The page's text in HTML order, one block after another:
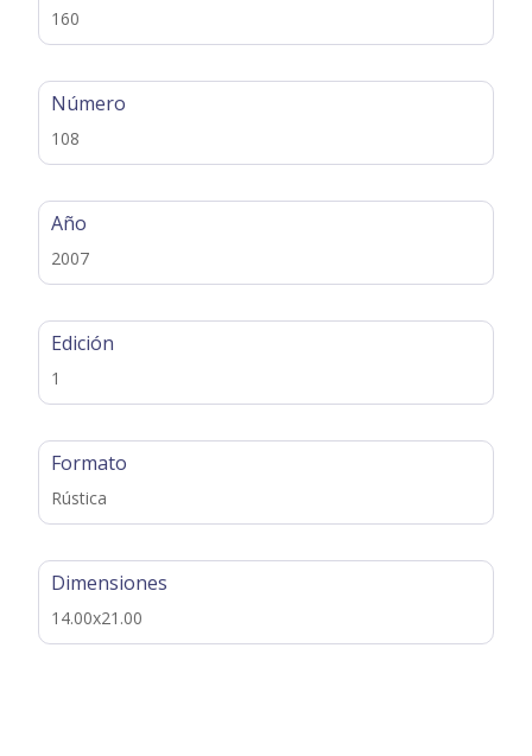
160
Número
108
Año
2007
Edición
1
Formato
Rústica
Dimensiones
14.00x21.00